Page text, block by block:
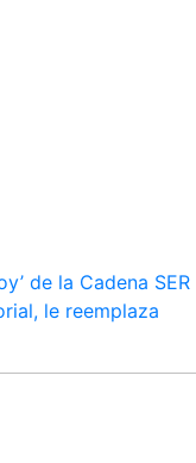
de la Cadena SER
le reemplaza